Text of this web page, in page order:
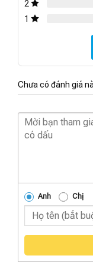
2
1
Chưa có đánh giá
Anh Chị